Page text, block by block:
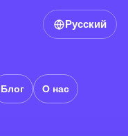
Блог О нас
Русский